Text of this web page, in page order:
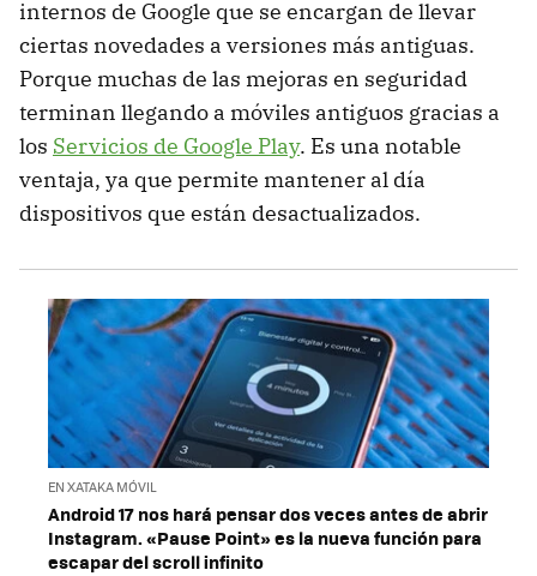
internos de Google que se encargan de llevar
ciertas novedades a versiones más antiguas.
Porque muchas de las mejoras en seguridad
terminan llegando a móviles antiguos gracias a
los Servicios de Google Play. Es una notable
ventaja, ya que permite mantener al día
dispositivos que están desactualizados.
EN XATAKA MÓVIL
Android 17 nos hará pensar dos veces antes de abrir
Instagram. «Pause Point» es la nueva función para
escapar del scroll infinito